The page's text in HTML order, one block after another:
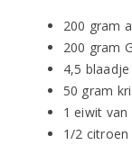
200 gram
200 gram
4,5
50 gram
1 eiwit
1/2 citroen